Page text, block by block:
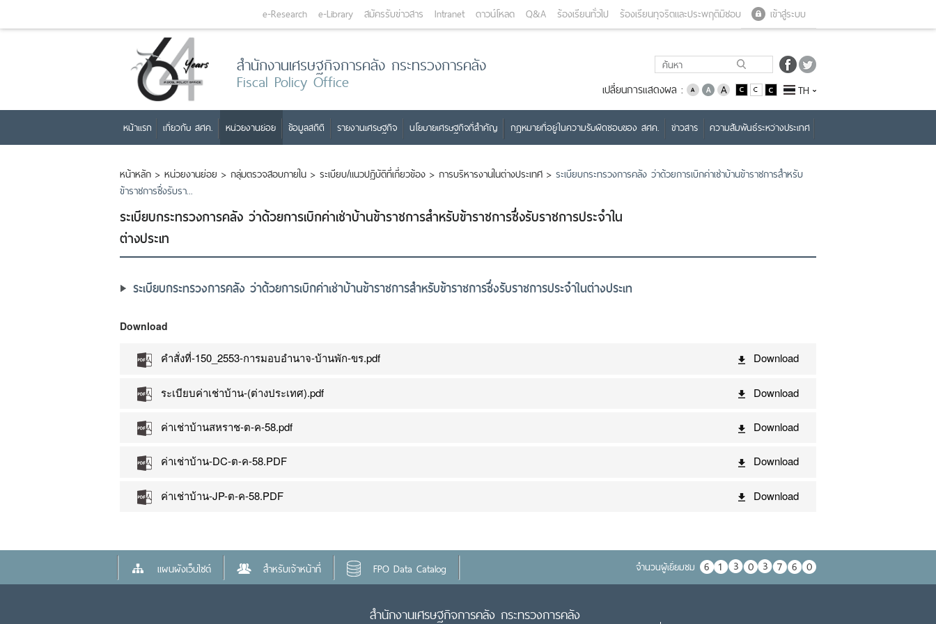
เข้าสู่ระบบ
e-Research e-Library สมัครรับข่าวสาร Intranet ดาวน์โหลด Q&A ร้องเรียนทั่วไป ร้องเรียนทุจริตและประพฤติมิชอบ
สำนักงานเศรษฐกิจการคลัง กระทรวงการคลัง
Fiscal Policy Office เปลี่ยนการแสดงผล : TH
หน้าแรก เกี่ยวกับ สศค. หน่วยงานย่อย ข้อมูลสถิติ รายงานเศรษฐกิจ นโยบายเศรษฐกิจที่สำคัญ กฎหมายที่อยู่ในความรับผิดชอบของ สศค. ข่าวสาร ความสัมพันธ์ระหว่างประเทศ
หน้าหลัก > หน่วยงานย่อย > กลุ่มตรวจสอบภายใน > ระเบียบ/แนวปฏิบัติที่เกี่ยวข้อง > การบริหารงานในต่างประเทศ > ระเบียบกระทรวงการคลัง ว่าด้วยการเบิกค่าเช่าบ้านข้าราชการสำหรับ
ข้าราชการซึ่งรับรา...
ระเบียบกระทรวงการคลัง ว่าด้วยการเบิกค่าเช่าบ้านข้าราชการสำหรับข้าราชการซึ่งรับราชการประจำใน
ต่างประเท
ระเบียบกระทรวงการคลัง ว่าด้วยการเบิกค่าเช่าบ้านข้าราชการสำหรับข้าราชการซึ่งรับราชการประจำในต่างประเท
Download
คำสั่งที่-150_2553-การมอบอำนาจ-บ้านพัก-ขร.pdf Download
ระเบียบค่าเช่าบ้าน-(ต่างประเทศ).pdf Download
ค่าเช่าบ้านสหราช-ต-ค-58.pdf Download
ค่าเช่าบ้าน-DC-ต-ค-58.PDF Download
ค่าเช่าบ้าน-JP-ต-ค-58.PDF Download
แผนผังเว็บไซต์ สำหรับเจ้าหน้าที่ FPO Data Catalog จำนวนผู้เยื่ยมชม
สำนักงานเศรษฐกิจการคลัง กระทรวงการคลัง